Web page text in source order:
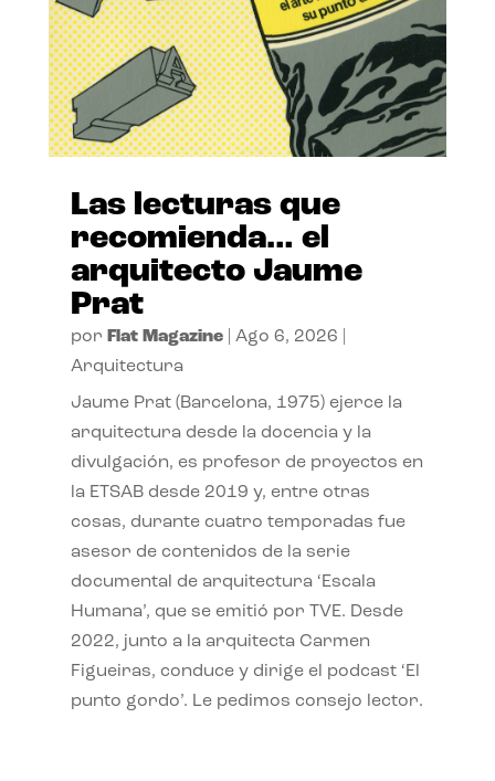
Las lecturas que
recomienda… el
arquitecto Jaume
Prat
por Flat Magazine| Ago 6, 2026
Arquitectura
Jaume Prat (Barcelona, 1975) ejerce la
arquitectura desde la docencia y la
divulgación, es profesor de proyectos en
la ETSAB desde 2019 y, entre otras
cosas, durante cuatro temporadas fue
asesor de contenidos de la serie
documental de arquitectura ‘Escala
Humana’, que se emitió por TVE. Desde
2022, junto a la arquitecta Carmen
Figueiras, conduce y dirige el podcast ‘El
punto gordo’. Le pedimos consejo lector.